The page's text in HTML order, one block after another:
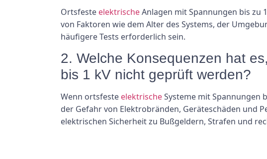
Ortsfeste elektrischeAnlagen mit Spannungen bis zu
von Faktoren wie dem Alter des Systems, der
häufigere Tests erforderlich sein.
2. Welche Konsequenzen hat
bis 1 kV nicht geprüft werden?
Wenn ortsfeste elektrischeSysteme mit Spannungen
der Gefahr von Elektrobränden, Geräteschäden und
elektrischen Sicherheit zu Bußgeldern, Strafen und